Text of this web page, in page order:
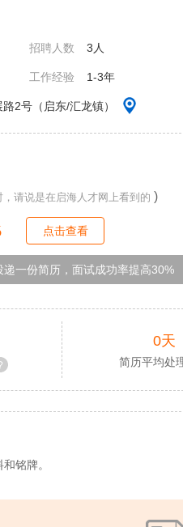
招聘人数 3人
工作经验 1-3年
2号（启东/汇龙镇）
，请说是在启海人才网上看到的 )
点击查看
递一份简历，面试成功率提高30%
0天
简历平均处
铭牌。